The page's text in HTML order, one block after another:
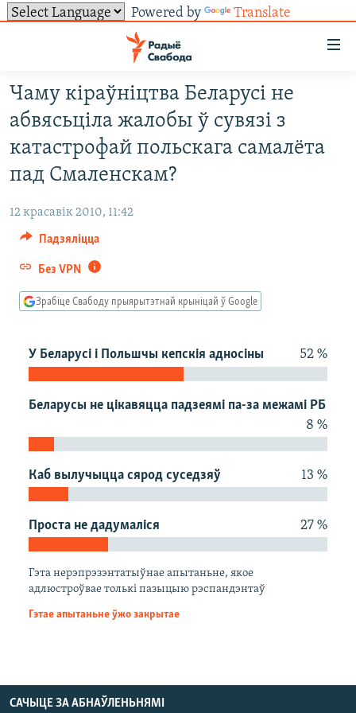
Powered by Translate
ўнівэрсальнага
доступу
Перайсьці
да
галоўнага
зьместу
да
галоўнай
навігацыі
Перайсьці
пошуку
НАВІНЫ
ВІДЭА І ФОТА
ПАЛІТЫКА
ЭКАНОМІКА
БЕЛАРУСЫ НА ВАЙНЕ
КУЛЬТУРА
ТОЛЬКІ НА СВАБОДЗЕ
ГІСТОРЫЯ НА СВАБОДЗЕ
ПАДКАСТЫ
АЎДЫЁКНІГІ
СУВЯЗЬ
ПАДЗЯЛІЦЦА ІНФАРМАЦЫЯЙ
RSS
ПАДКАСТЫ
TWITTER
САЧЫЦЕ ЗА АБНАЎЛЕНЬНЯМІ
Чаму кіраўніцтва Беларусі не
абвясьціла жалобы ў сувязі з
катастрофай польскага самалёта
пад Смаленскам?
12 красавік 2010, 11:42
Падзяліцца
Без VPN
Зрабіце Свабоду прыярытэтнай крыніцай ў Google
У Беларусі і Польшчы кепскія адносіны 52 %
Беларусы не цікавяцца падзеямі па-за межамі РБ
8 %
Каб вылучыцца сярод суседзяў 13 %
Проста не дадумаліся 27 %
Гэта нерэпрэзэнтатыўнае апытаньне, якое
адлюстроўвае толькі пазыцыю рэспандэнтаў
Гэтае апытаньне ўжо закрытае
САЧЫЦЕ ЗА АБНАЎЛЕНЬНЯМІ